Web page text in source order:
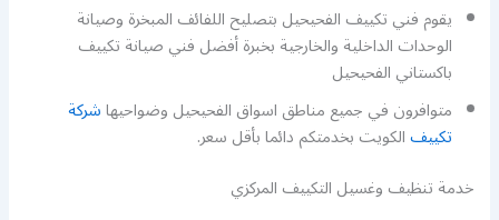
يقوم فني تكييف الفحيحيل بتصليح اللفائف المبخرة وصيانة
الوحدات الداخلية والخارجية بخبرة أفضل فني صيانة تكييف
باكستاني الفحيحيل
متوافرون في جميع مناطق اسواق الفحيحيل وضواحيهاشركة
تكييفالكويت بخدمتكم دائما بأقل سعر.
خدمة تنظيف وغسيل التكييف المركزي